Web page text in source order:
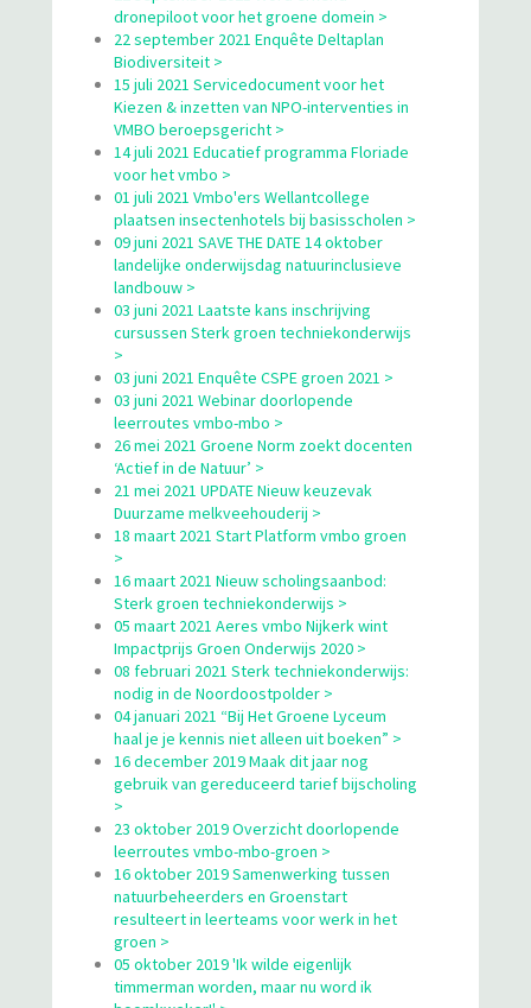
dronepiloot voor het groene domein >
22 september 2021 Enquête Deltaplan
Biodiversiteit >
15 juli 2021 Servicedocument voor het
Kiezen & inzetten van NPO-interventies in
VMBO beroepsgericht >
14 juli 2021 Educatief programma Floriade
voor het vmbo >
01 juli 2021 Vmbo'ers Wellantcollege
plaatsen insectenhotels bij basisscholen >
09 juni 2021 SAVE THE DATE 14 oktober
landelijke onderwijsdag natuurinclusieve
landbouw >
03 juni 2021 Laatste kans inschrijving
cursussen Sterk groen techniekonderwijs
>
03 juni 2021 Enquête CSPE groen 2021 >
03 juni 2021 Webinar doorlopende
leerroutes vmbo-mbo >
26 mei 2021 Groene Norm zoekt docenten
‘Actief in de Natuur’ >
21 mei 2021 UPDATE Nieuw keuzevak
Duurzame melkveehouderij >
18 maart 2021 Start Platform vmbo groen
>
16 maart 2021 Nieuw scholingsaanbod:
Sterk groen techniekonderwijs >
05 maart 2021 Aeres vmbo Nijkerk wint
Impactprijs Groen Onderwijs 2020 >
08 februari 2021 Sterk techniekonderwijs:
nodig in de Noordoostpolder >
04 januari 2021 “Bij Het Groene Lyceum
haal je je kennis niet alleen uit boeken” >
16 december 2019 Maak dit jaar nog
gebruik van gereduceerd tarief bijscholing
>
23 oktober 2019 Overzicht doorlopende
leerroutes vmbo-mbo-groen >
16 oktober 2019 Samenwerking tussen
natuurbeheerders en Groenstart
resulteert in leerteams voor werk in het
groen >
05 oktober 2019 'Ik wilde eigenlijk
timmerman worden, maar nu word ik